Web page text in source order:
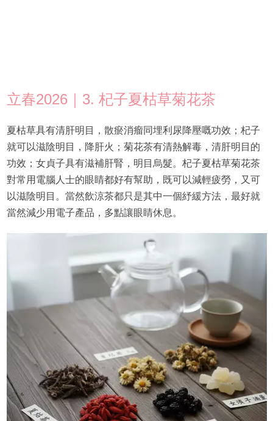
立春2026｜3. 杞子夏枯草菊花茶
夏枯草具有清肝明目，散瘀消瘤同埋利尿降壓嘅功效；杞子
就可以滋陰明目，降肝火；菊花茶有清熱解毒，清肝明目的
功效；女貞子具有滋補肝腎，明目烏髮。杞子夏枯草菊花茶
對常用電腦人士的眼睛都好有幫助，既可以減輕疲勞，又可
以滋陰明目。當然飲涼茶都只是其中一個紓緩方法，最好就
當然減少用電子產品，多點讓眼睛休息。